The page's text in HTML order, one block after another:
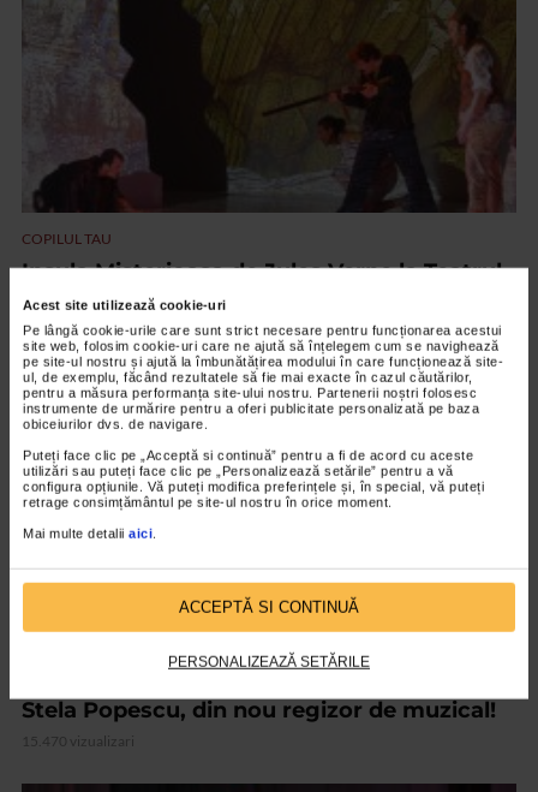
Acest site utilizează cookie-uri
Pe lângă cookie-urile care sunt strict necesare pentru funcționarea acestui
site web, folosim cookie-uri care ne ajută să înțelegem cum se navighează
pe site-ul nostru și ajută la îmbunătățirea modului în care funcționează site-
ul, de exemplu, făcând rezultatele să fie mai exacte în cazul căutărilor,
pentru a măsura performanța site-ului nostru. Partenerii noștri folosesc
instrumente de urmărire pentru a oferi publicitate personalizată pe baza
obiceiurilor dvs. de navigare.
Puteți face clic pe „Acceptă si continuă” pentru a fi de acord cu aceste
utilizări sau puteți face clic pe „Personalizează setările” pentru a vă
configura opțiunile. Vă puteți modifica preferințele și, în special, vă puteți
retrage consimțământul pe site-ul nostru în orice moment.
Mai multe detalii aici
ACCEPTĂ SI CONTINUĂ
PERSONALIZEAZĂ SETĂRILE
COPILUL TAU
Insula Misterioasa de Jules Verne la Teatrul
Ion Creanga
16.902 vizualizari
VIDEO
Stela Popescu, din nou regizor de muzical!
15.470 vizualizari